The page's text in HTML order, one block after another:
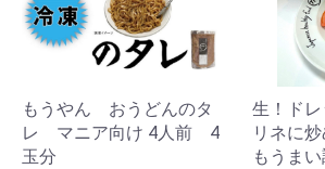
もうやん おうどんのタ
レ マニア向け 4人前 4
玉分
生！ド
リネに
もうま